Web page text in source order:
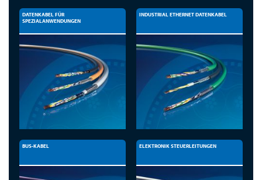
DATENKABEL FÜR
SPEZIALANWENDUNGEN
INDUSTRIAL ETHERNET DATENKABEL
BUS-KABEL ELEKTRONIK STEUERLEITUNGEN